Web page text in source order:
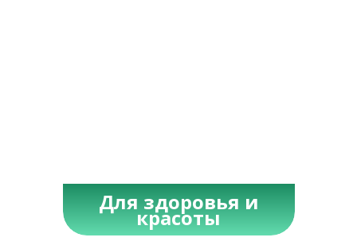
Для здоровья и
красоты